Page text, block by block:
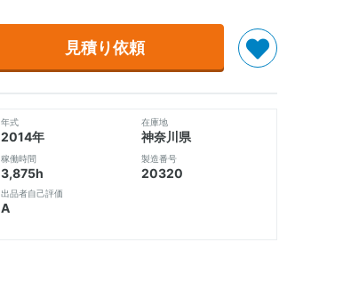
見積り依頼
年式
2014年
稼働時間
3,875h
出品者自己評価
A
在庫地
神奈川県
製造番号
20320